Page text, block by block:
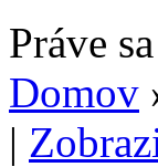
Práve
Domov
|